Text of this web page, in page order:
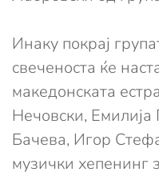
Инаку покрај
свеченоста ќе
македонската
Нечовски, Емилија
Бачева, Игор
музички хепенинг